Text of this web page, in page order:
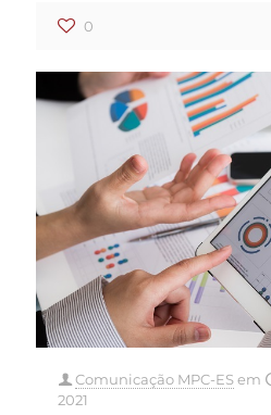
0
Comunicação MPC-ESem
2021